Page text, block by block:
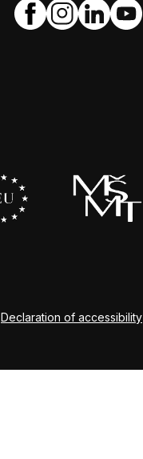
Declaration of accessibility